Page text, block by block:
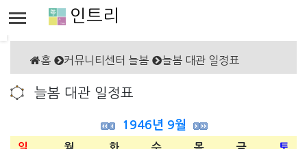
인트리
홈 커뮤니티센터 늘봄 늘봄 대관 일정표
늘봄 대관 일정표
1946년 9월